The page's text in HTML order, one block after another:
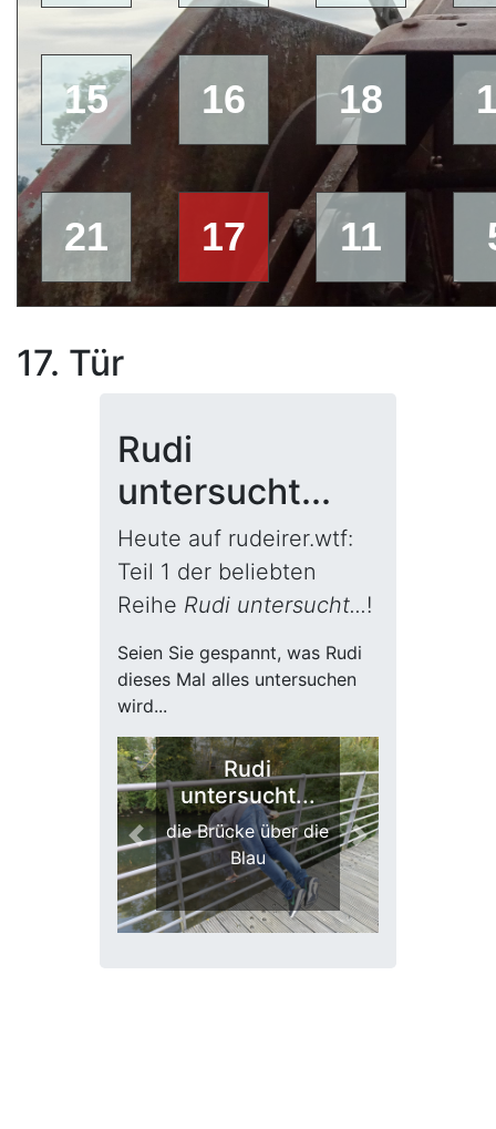
15 16 18
21 17 11
17. Tür
Rudi
untersucht...
Heute auf rudeirer.wtf:
Teil 1 der beliebten
Reihe Rudi untersucht...!
Seien Sie gespannt, was Rudi
dieses Mal alles untersuchen
wird...
Rudi
untersucht...
die Brücke über die
Blau
Previous Next